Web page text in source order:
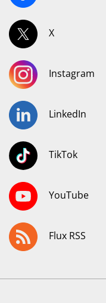
X
Instagram
LinkedIn
TikTok
YouTube
Flux RSS